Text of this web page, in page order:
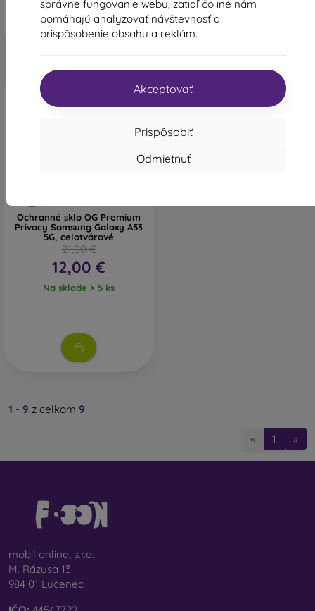
správne fungovanie webu, zatiaľ čo iné nám
pomáhajú analyzovať návštevnosť a
prispôsobenie obsahu a reklám.
Akceptovať
Prispôsobiť
Odmietnuť
Na sklade > 5 ks
Ochranné sklo OG Premium
Privacy Samsung Galaxy A53
5G, celotvárové
21,00 €
12,00 €
Na sklade > 5 ks
1 - 9 z celkom 9.
« 1 »
mobil online, s.r.o.
M. Rázusa 13
984 01 Lučenec